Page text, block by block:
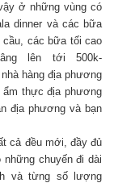
ở những vùng có
dinner và các bữa
cầu, các bữa tối cao
lên tới 500k-
hàng địa phương
ẩm thực địa phương
địa phương và bạn
cả đều mới, đầy đủ
chuyến đi dài
và từng số lượng